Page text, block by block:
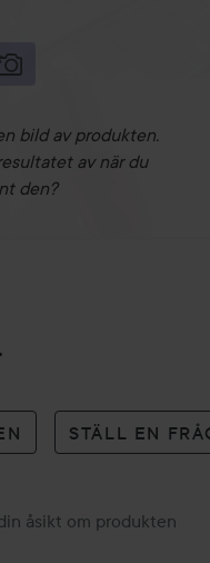
bild av produkten.
av när du
den?
STÄLL EN
åsikt om produkten